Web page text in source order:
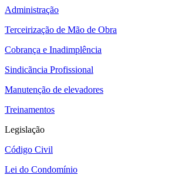
Administração
Terceirização de Mão de Obra
Cobrança e Inadimplência
Sindicãncia Profissional
Manutenção de elevadores
Treinamentos
Legislação
Código Civil
Lei do Condomínio